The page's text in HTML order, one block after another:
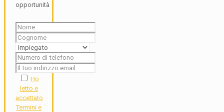
opportunità
Ho
letto e
accettato
Termini e